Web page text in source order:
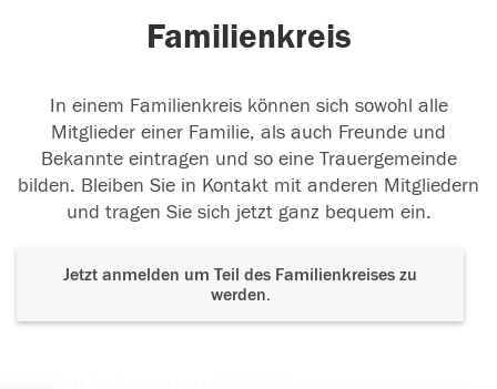
Familienkreis
In einem Familienkreis können sich sowohl alle
Mitglieder einer Familie, als auch Freunde und
Bekannte eintragen und so eine Trauergemeinde
bilden. Bleiben Sie in Kontakt mit anderen Mitgliedern
und tragen Sie sich jetzt ganz bequem ein.
Jetzt anmelden um Teil des Familienkreises zu
werden.